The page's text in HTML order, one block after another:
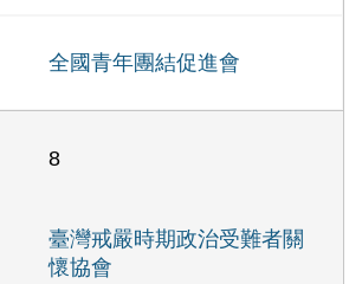
全國青年團結促進會
8
臺灣戒嚴時期政治受難者關
懷協會